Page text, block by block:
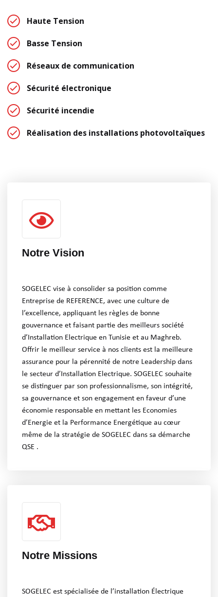
Haute Tension
Basse Tension
Réseaux de communication
Sécurité électronique
Sécurité incendie
Réalisation des installations photovoltaïques
Notre Vision
SOGELEC vise à consolider sa position comme
Entreprise de REFERENCE, avec une culture de
l’excellence, appliquant les règles de bonne
gouvernance et faisant partie des meilleurs société
d’Installation Electrique en Tunisie et au Maghreb.
Offrir le meilleur service à nos clients est la meilleure
assurance pour la pérennité de notre Leadership dans
le secteur d’Installation Electrique. SOGELEC souhaite
se distinguer par son professionnalisme, son intégrité,
sa gouvernance et son engagement en faveur d’une
économie responsable en mettant les Economies
d’Energie et la Performance Energétique au cœur
même de la stratégie de SOGELEC dans sa démarche
QSE .
Notre Missions
SOGELEC est spécialisée de l’installation Électrique